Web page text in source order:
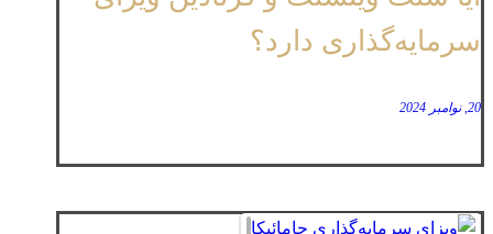
سرمایه‌گذاری دارد؟
20, نوامبر 2024